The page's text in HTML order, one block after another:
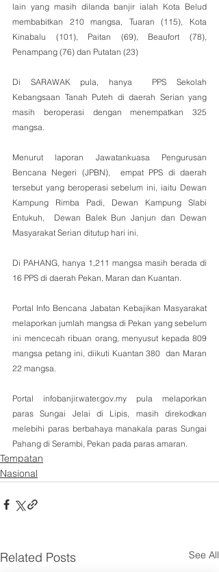
lain yang masih dilanda banjir ialah Kota Belud
membabitkan 210 mangsa, Tuaran (115), Kota
Kinabalu (101), Paitan (69), Beaufort (78),
Penampang (76) dan Putatan (23)
Di SARAWAK pula, hanya  PPS Sekolah
Kebangsaan Tanah Puteh di daerah Serian yang
masih beroperasi dengan menempatkan 325
mangsa.
Menurut laporan Jawatankuasa Pengurusan
Bencana Negeri (JPBN),  empat PPS di daerah
tersebut yang beroperasi sebelum ini, iaitu Dewan
Kampung Rimba Padi, Dewan Kampung Slabi
Entukuh,  Dewan Balek Bun Janjun dan Dewan
Masyarakat Serian ditutup hari ini.
Di PAHANG, hanya 1,211 mangsa masih berada di
16 PPS di daerah Pekan, Maran dan Kuantan.
Portal Info Bencana Jabatan Kebajikan Masyarakat
melaporkan jumlah mangsa di Pekan yang sebelum
ini mencecah ribuan orang, menyusut kepada 809
mangsa petang ini, diikuti Kuantan 380  dan Maran
22 mangsa.
Portal infobanjir.water.gov.my pula melaporkan
paras Sungai Jelai di Lipis, masih direkodkan
melebihi paras berbahaya manakala paras Sungai
Pahang di Serambi, Pekan pada paras amaran.
Tempatan
Nasional
Related Posts See All